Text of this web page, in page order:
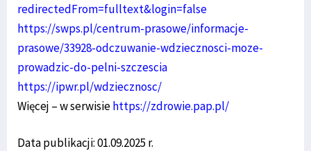
redirectedFrom=fulltext&login=false
https://swps.pl/centrum-prasowe/informacje-
prasowe/33928-odczuwanie-wdziecznosci-moze-
prowadzic-do-pelni-szczescia
https://ipwr.pl/wdziecznosc/
Więcej – w serwisiehttps://zdrowie.pap.pl/
Data publikacji: 01.09.2025 r.